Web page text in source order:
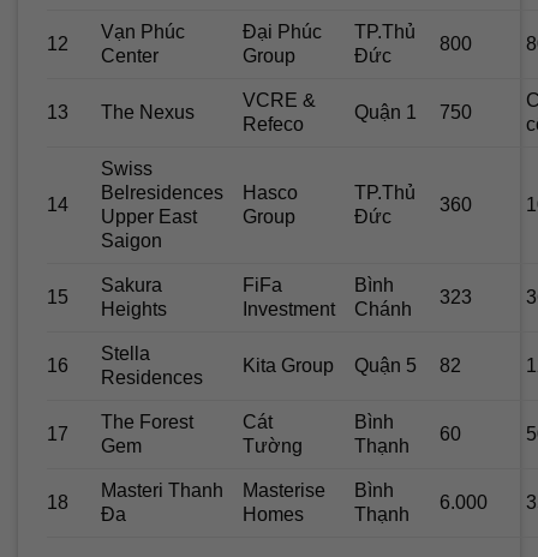
12
Vạn Phúc
Center
Đại Phúc
Group
TP.Thủ
Đức
800
13 The Nexus
VCRE &
Refeco
Quận 1 750
14
Swiss
Belresidences
Upper East
Saigon
Hasco
Group
TP.Thủ
Đức
360
15
Sakura
Heights
FiFa
Investment
Bình
Chánh
323
16
Stella
Residences
Kita Group Quận 5 82
17
The Forest
Gem
Cát
Tường
Bình
Thạnh
60
18
Masteri Thanh
Đa
Masterise
Homes
Bình
Thạnh
6.000